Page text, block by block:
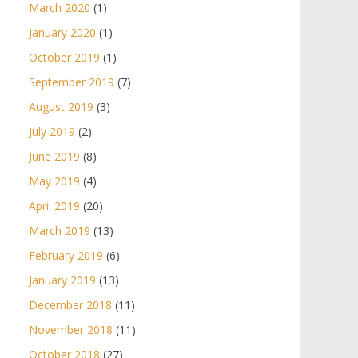
March 2020 (1)
January 2020 (1)
October 2019 (1)
September 2019 (7)
August 2019 (3)
July 2019 (2)
June 2019 (8)
May 2019 (4)
April 2019 (20)
March 2019 (13)
February 2019 (6)
January 2019 (13)
December 2018 (11)
November 2018 (11)
October 2018 (27)